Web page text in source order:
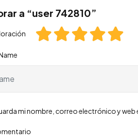
a “user 742810”
mi nombre, correo electrónico y web